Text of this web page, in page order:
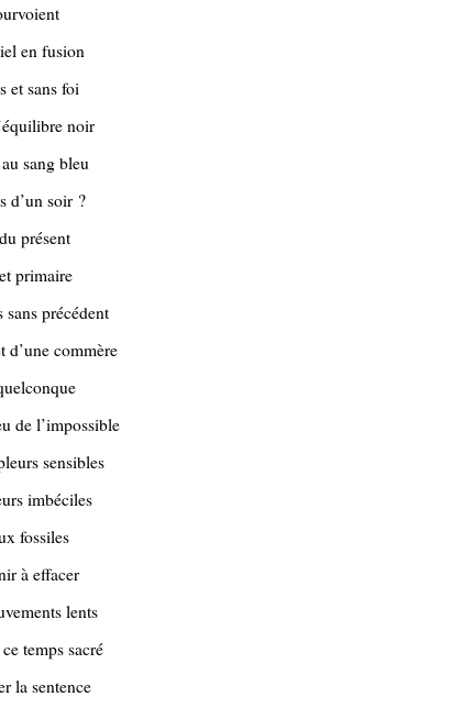
en fusion
et sans foi
noir
sang bleu
d’un soir ?
présent
primaire
sans précédent
d’une commère
de l’impossible
sensibles
imbéciles
fossiles
à effacer
lents
temps sacré
la sentence